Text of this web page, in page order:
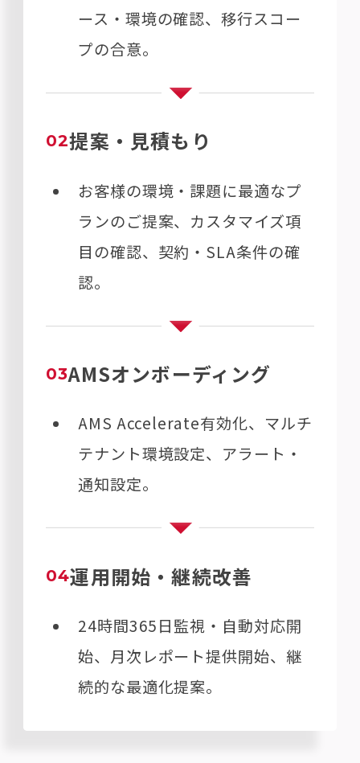
ース・環境の確認、移行スコー
プの合意。
02提案・見積もり
お客様の環境・課題に最適なプ
ランのご提案、カスタマイズ項
目の確認、契約・SLA条件の確
認。
03AMSオンボーディング
AMS Accelerate有効化、マルチ
テナント環境設定、アラート・
通知設定。
04運用開始・継続改善
24時間365日監視・自動対応開
始、月次レポート提供開始、継
続的な最適化提案。